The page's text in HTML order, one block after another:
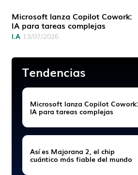
Microsoft lanza Copilot Cowork:
IA para tareas complejas
I.A 13/07/2026
Tendencias
Microsoft lanza Copilot Cowork:
IA para tareas complejas
Así es Majorana 2, el chip
cuántico más fiable del mundo